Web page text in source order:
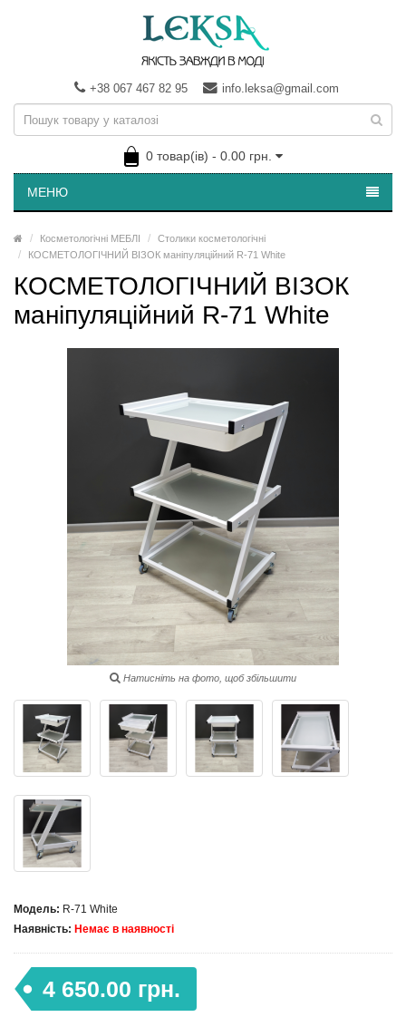
+38 067 467 82 95 info.leksa@gmail.com
0 товар(ів) - 0.00 грн.
МЕНЮ
Косметологічні МЕБЛІ
Столики косметологічні
КОСМЕТОЛОГІЧНИЙ ВІЗОК маніпуляційний R-71 White
КОСМЕТОЛОГІЧНИЙ ВІЗОК
маніпуляційний R-71 White
Натисніть на фото, щоб збільшити
Модель: R-71 White
Наявність: Немає в наявності
4 650.00 грн.